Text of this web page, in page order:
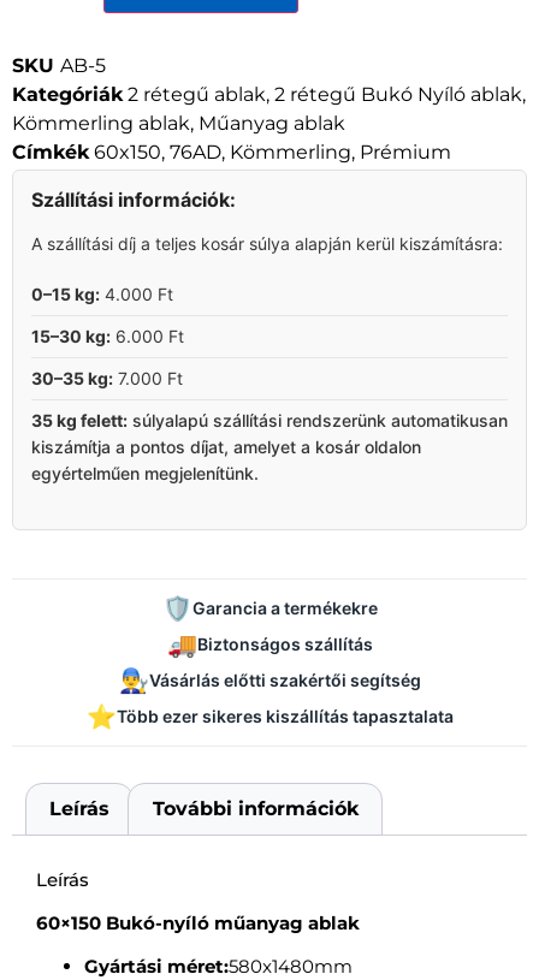
SKU AB-5
Kategóriák 2 rétegű ablak, 2 rétegű Bukó Nyíló ablak,
Kömmerling ablak, Műanyag ablak
Címkék 60x150, 76AD, Kömmerling, Prémium
Szállítási információk:
A szállítási díj a teljes kosár súlya alapján kerül kiszámításra:
0–15 kg: 4.000 Ft
15–30 kg: 6.000 Ft
30–35 kg: 7.000 Ft
35 kg felett: súlyalapú szállítási rendszerünk automatikusan
kiszámítja a pontos díjat, amelyet a kosár oldalon
egyértelműen megjelenítünk.
🛡️Garancia a termékekre
🚚Biztonságos szállítás
👨‍🔧Vásárlás előtti szakértői segítség
⭐Több ezer sikeres kiszállítás tapasztalata
Leírás További információk
Leírás
60×150 Bukó-nyíló műanyag ablak
Gyártási méret:580x1480mm